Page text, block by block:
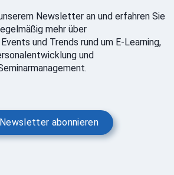
Newsletter an und erfahren Sie
mehr über
und Trends rund um E-Learning,
und
Newsletter abonnieren